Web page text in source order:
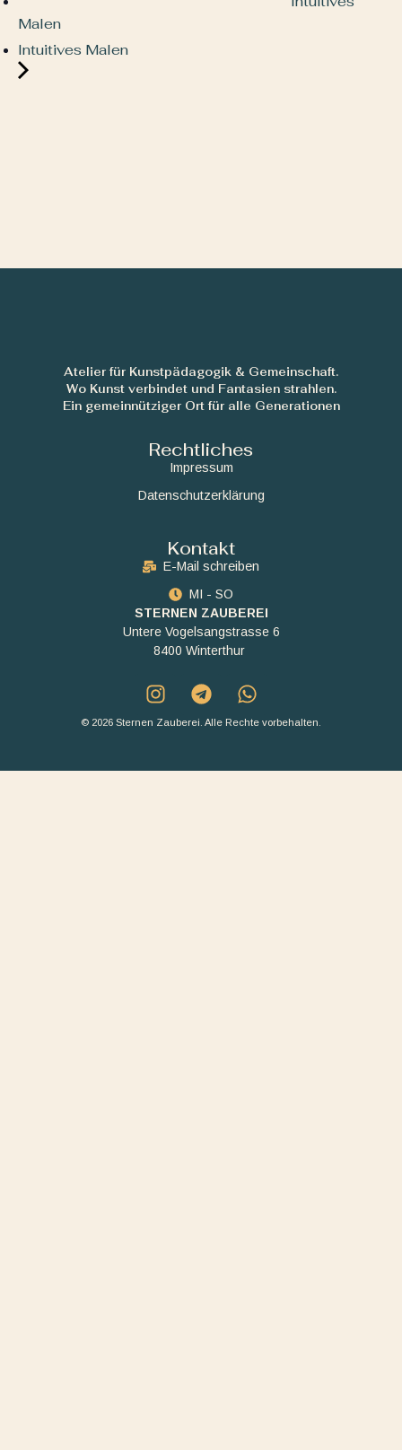
Malen
Intuitives Malen
Atelier für Kunstpädagogik & Gemeinschaft.
Wo Kunst verbindet und Fantasien strahlen.
Ein gemeinnütziger Ort für alle Generationen
Rechtliches
Impressum
Datenschutzerklärung
Kontakt
E-Mail schreiben
MI - SO
STERNEN ZAUBEREI
Untere Vogelsangstrasse 6
8400 Winterthur
© 2026 Sternen Zauberei. Alle Rechte vorbehalten.